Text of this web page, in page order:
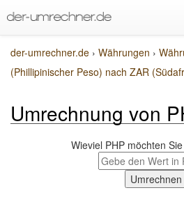
der-umrechner.de › Währungen ›
(Phillipinischer Peso) nach ZAR
Umrechnung von
Wieviel PHP möchten